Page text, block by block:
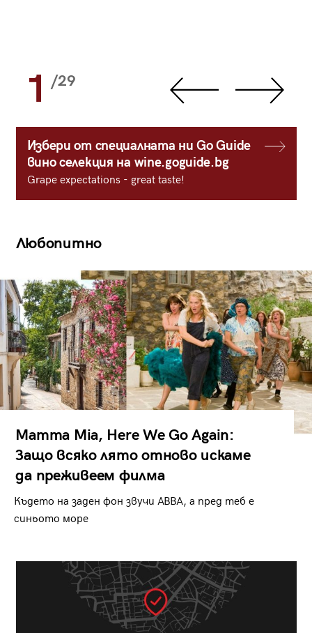
1 /29
Избери от специалната ни Go Guide
вино селекция на wine.goguide.bg
Grape expectations - great taste!
Любопитно
Mamma Mia, Here We Go Again:
Защо всяко лято отново искаме
да преживеем филма
Където на заден фон звучи ABBA, а пред теб е
синьото море